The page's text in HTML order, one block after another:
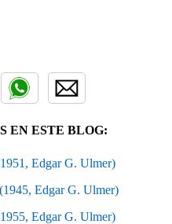
EN ESTE BLOG:
Edgar G. Ulmer)
Edgar G. Ulmer)
Edgar G. Ulmer)